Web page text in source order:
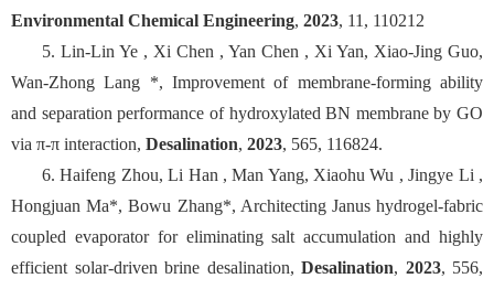
Environmental Chemical Engineering, 2023, 11, 110212
5. Lin-Lin Ye , Xi Chen , Yan Chen , Xi Yan, Xiao-Jing Guo,
Wan-Zhong Lang *, Improvement of membrane-forming ability
and separation performance of hydroxylated BN membrane by GO
via π-π interaction, Desalination, 2023, 565, 116824.
6. Haifeng Zhou, Li Han , Man Yang, Xiaohu Wu , Jingye Li ,
Hongjuan Ma*, Bowu Zhang*, Architecting Janus hydrogel-fabric
coupled evaporator for eliminating salt accumulation and highly
efficient solar-driven brine desalination, Desalination, 2023, 556,